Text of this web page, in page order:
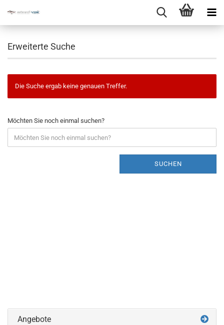
Erweiterte Suche
Die Suche ergab keine genauen Treffer.
Möchten Sie noch einmal suchen?
SUCHEN
Angebote